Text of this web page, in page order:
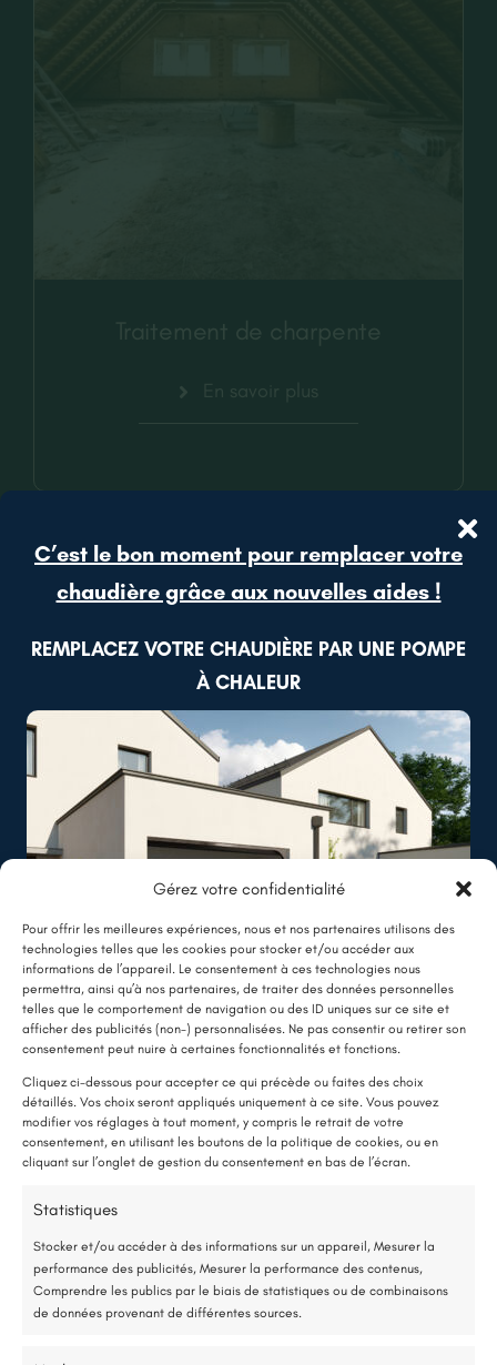
Gérez votre confidentialité
Pour offrir les meilleures expériences, nous et nos partenaires utilisons des
technologies telles que les cookies pour stocker et/ou accéder aux
informations de l’appareil. Le consentement à ces technologies nous
permettra, ainsi qu’à nos partenaires, de traiter des données personnelles
telles que le comportement de navigation ou des ID uniques sur ce site et
afficher des publicités (non-) personnalisées. Ne pas consentir ou retirer son
consentement peut nuire à certaines fonctionnalités et fonctions.
Cliquez ci-dessous pour accepter ce qui précède ou faites des choix
détaillés. Vos choix seront appliqués uniquement à ce site. Vous pouvez
modifier vos réglages à tout moment, y compris le retrait de votre
consentement, en utilisant les boutons de la politique de cookies, ou en
cliquant sur l’onglet de gestion du consentement en bas de l’écran.
Statistiques
Stocker et/ou accéder à des informations sur un appareil, Mesurer la
performance des publicités, Mesurer la performance des contenus,
Comprendre les publics par le biais de statistiques ou de combinaisons
de données provenant de différentes sources.
Traitement de charpente
En savoir plus
Protection toiture incendie
En savoir plus
C’est le bon moment pour remplacer votre
chaudière grâce aux nouvelles aides !
REMPLACEZ VOTRE CHAUDIÈRE PAR UNE POMPE
À CHALEUR
LE SAVIEZ-VOUS ?
Une pompe à chaleur (PAC) utilise très peu d’électricité : elle consomme
environ 1 kWh pour générer 4 kWh de chaleur.
Une solution performante et économique
75 % de l’énergie provient des calories naturellement présentes dans
Étude gratuite et sans engagement